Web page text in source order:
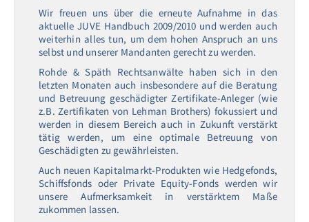
Wir freuen uns über die erneute Aufnahme in das
aktuelle JUVE Handbuch 2009/2010 und werden auch
weiterhin alles tun, um dem hohen Anspruch an uns
selbst und unserer Mandanten gerecht zu werden.
Rohde & Späth Rechtsanwälte haben sich in den
letzten Monaten auch insbesondere auf die Beratung
und Betreuung geschädigter Zertifikate-Anleger (wie
z.B. Zertifikaten von Lehman Brothers) fokussiert und
werden in diesem Bereich auch in Zukunft verstärkt
tätig werden, um eine optimale Betreuung von
Geschädigten zu gewährleisten.
Auch neuen Kapitalmarkt-Produkten wie Hedgefonds,
Schiffsfonds oder Private Equity-Fonds werden wir
unsere Aufmerksamkeit in verstärktem Maße
zukommen lassen.